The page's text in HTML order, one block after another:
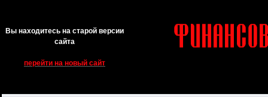
Вы находитесь на старой версии
сайта
перейти на новый сайт